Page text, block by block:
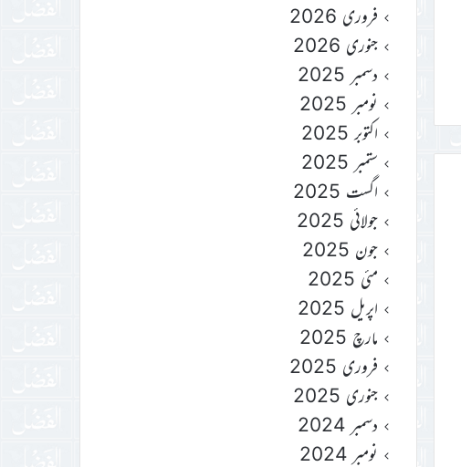
فروری 2026
جنوری 2026
دسمبر 2025
نومبر 2025
اکتوبر 2025
ستمبر 2025
اگست 2025
جولائی 2025
جون 2025
مئی 2025
اپریل 2025
مارچ 2025
فروری 2025
جنوری 2025
دسمبر 2024
نومبر 2024